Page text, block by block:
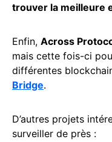
trouver la meilleure
Enfin, Across
mais cette fois-ci
différentes
Bridge.
D’autres projets
surveiller de près :